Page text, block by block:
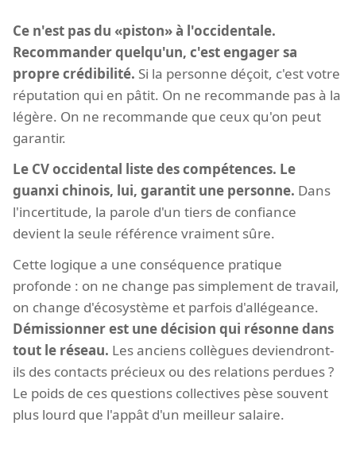
Ce n'est pas du «piston» à l'occidentale.
Recommander quelqu'un, c'est engager sa
propre crédibilité. Si la personne déçoit, c'est votre
réputation qui en pâtit. On ne recommande pas à la
légère. On ne recommande que ceux qu'on peut
garantir.
Le CV occidental liste des compétences. Le
guanxi chinois, lui, garantit une personne. Dans
l'incertitude, la parole d'un tiers de confiance
devient la seule référence vraiment sûre.
Cette logique a une conséquence pratique
profonde : on ne change pas simplement de travail,
on change d'écosystème et parfois d'allégeance.
Démissionner est une décision qui résonne dans
tout le réseau. Les anciens collègues deviendront-
ils des contacts précieux ou des relations perdues ?
Le poids de ces questions collectives pèse souvent
plus lourd que l'appât d'un meilleur salaire.